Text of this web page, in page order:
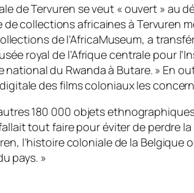
de Tervuren se veut « ouvert » au
de collections africaines à Tervuren
de l’AfricaMuseum, a
royal de l’Afrique centrale pour
du Rwanda à Butare. » En
des films coloniaux les
180 000 objets
tout faire pour éviter de perdre
l’histoire coloniale de la
pays. »